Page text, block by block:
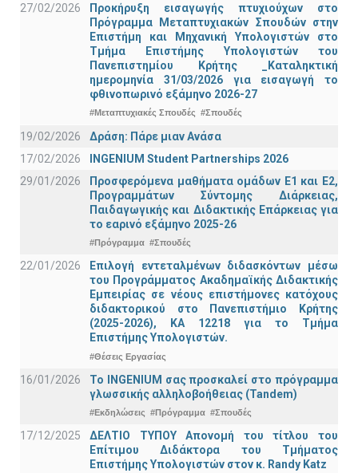
27/02/2026
Προκήρυξη εισαγωγής πτυχιούχων στo
Πρόγραμμα Μεταπτυχιακών Σπουδών στην
Επιστήμη και Μηχανική Υπολογιστών στο
Τμήμα Eπιστήμης Υπολογιστών του
Πανεπιστημίου Κρήτης _Καταληκτική
ημερομηνία 31/03/2026 για εισαγωγή το
φθινοπωρινό εξάμηνο 2026-27
#Μεταπτυχιακές Σπουδές #Σπουδές
19/02/2026
Δράση: Πάρε μιαν Ανάσα
17/02/2026
INGENIUM Student Partnerships 2026
29/01/2026
Προσφερόμενα μαθήματα ομάδων Ε1 και Ε2,
Προγραμμάτων Σύντομης Διάρκειας,
Παιδαγωγικής και Διδακτικής Επάρκειας για
το εαρινό εξάμηνο 2025-26
#Πρόγραμμα #Σπουδές
22/01/2026
Επιλογή εντεταλμένων διδασκόντων μέσω
του Προγράμματος Ακαδημαϊκής Διδακτικής
Εμπειρίας σε νέους επιστήμονες κατόχους
διδακτορικού στο Πανεπιστήμιο Κρήτης
(2025-2026), ΚΑ 12218 για το Τμήμα
Επιστήμης Υπολογιστών.
#Θέσεις Εργασίας
16/01/2026
Το INGENIUM σας προσκαλεί στο πρόγραμμα
γλωσσικής αλληλοβοήθειας (Tandem)
#Εκδηλώσεις #Πρόγραμμα #Σπουδές
17/12/2025
ΔΕΛΤΙΟ ΤΥΠΟΥ Απονομή του τίτλου του
Επίτιμου Διδάκτορα του Τμήματος
Επιστήμης Υπολογιστών στον κ. Randy Katz